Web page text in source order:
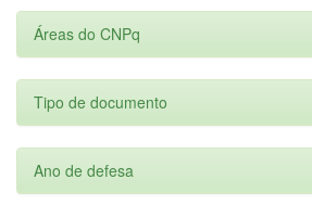
Áreas do CNPq
Tipo de documento
Ano de defesa